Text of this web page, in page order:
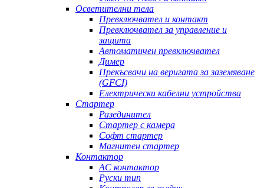
Осветителни тела
Превключвател и контакт
Превключвател за управление и
защита
Автоматичен превключвател
Димер
Прекъсвачи на веригата за заземяване
(GFCI)
Електрически кабелни устройства
Стартер
Разединител
Стартер с камера
Софт стартер
Магнитен стартер
Контактор
AC контактор
Руски тип